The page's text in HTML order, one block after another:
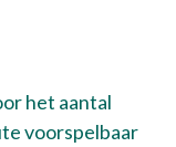
het aantal
voorspelbaar